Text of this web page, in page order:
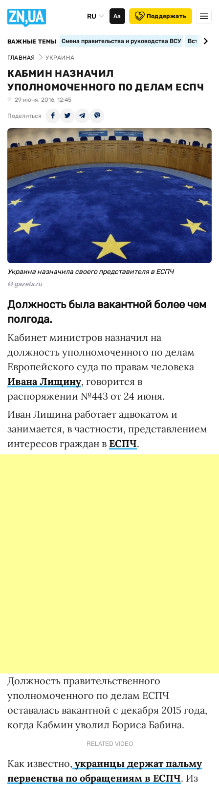
RU Аа Поддержать
ВАЖНЫЕ ТЕМЫ Смена правительства и руководства ВСУ
ГЛАВНАЯ УКРАИНА
КАБМИН НАЗНАЧИЛ
УПОЛНОМОЧЕННОГО ПО ДЕЛАМ ЕСПЧ
29 июня, 2016, 12:45
Поделиться
Украина назначила своего представителя в ЕСПЧ
© gazeta.ru
Должность была вакантной более чем
полгода.
Кабинет министров назначил на
должность уполномоченного по делам
Европейского суда по правам человека
Ивана Лищину, говорится в
распоряжении №443 от 24 июня.
Иван Лищина работает адвокатом и
занимается, в частности, представлением
интересов граждан в ЕСПЧ.
Должность правительственного
уполномоченного по делам ЕСПЧ
оставалась вакантной с декабря 2015 года,
когда Кабмин уволил Бориса Бабина.
RELATED VIDEO
Как известно, украинцы держат пальму
первенства по обращениям в ЕСПЧ. Из